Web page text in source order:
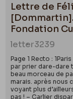
Lettre de
Fondation
letter3239
Page 1 Recto :
par prier dare-dare
beau morceau de
marais. après nous
voyant plus
pas ! – Carlier